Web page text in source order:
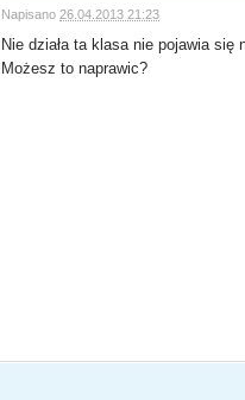
Napisano 26.04.2013 21:23
Nie działa ta klasa nie pojawia się
Możesz to naprawic?